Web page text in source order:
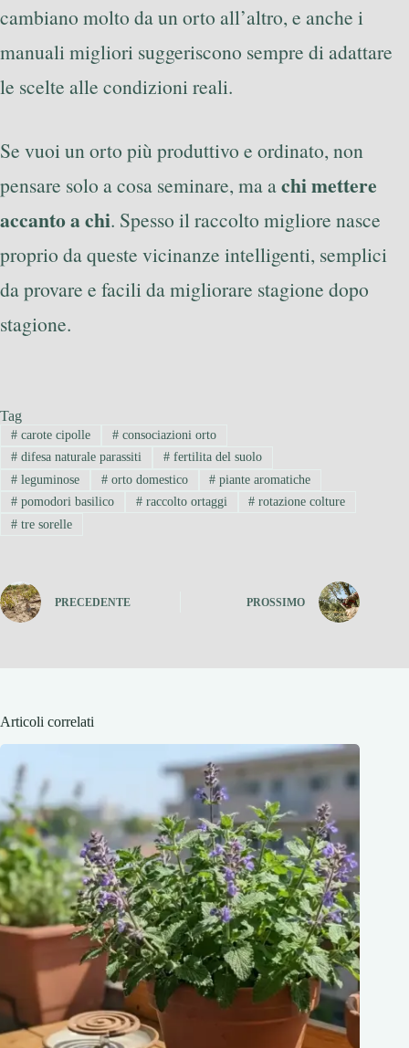
cambiano molto da un orto all’altro, e anche i
manuali migliori suggeriscono sempre di adattare
le scelte alle condizioni reali.
Se vuoi un orto più produttivo e ordinato, non
pensare solo a cosa seminare, ma achi mettere
accanto a chi. Spesso il raccolto migliore nasce
proprio da queste vicinanze intelligenti, semplici
da provare e facili da migliorare stagione dopo
stagione.
Tag
#carote cipolle #consociazioni orto
#difesa naturale parassiti #fertilita del suolo
#leguminose #orto domestico # piante aromatiche
#pomodori basilico #raccolto ortaggi # rotazione colture
#tre sorelle
PRECEDENTE PROSSIMO
Articoli correlati